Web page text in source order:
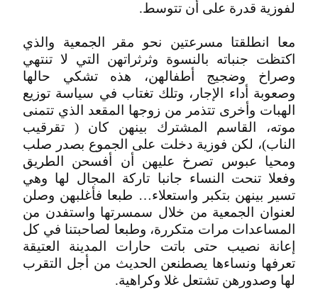
لفوزية قدرة على أن تتوسط.
معا انطلقتا مسرعتين نحو مقر الجمعية والذي
اكتظت جنباته بالنسوة وثرثراتهن التي لا تنتهي
وصراخ وضجيج أطفالهن، هذه تشكي حالها
وصعوبة أداء الإجار، وتلك تغتاب في سياسة توزيع
الهبات وأخرى تتذمر من زوجها المقعد الذي تتمنى
موته، القاسم المشترك بينهن كان ( تقرقيب
الناب)، لكن فوزية دخلت على الجموع بصدر صلب
ومحيا عبوس تصرخ عليهن أن أفسحن الطريق
وفعلا تنحت النساء جانبا تاركة المجال لها وهي
تسير بينهن بتكبر واستعلاء… طبعا فأغلبهن وصلن
لعنوان الجمعية من خلال سمسرتها واستفدن من
المساعدات مرات متكررة، وطبعا لصاحبتنا في كل
إعانة نصيب حتى باتت حارات المدينة العتيقة
تعرفها ونساءها يصطنعن الحديث من أجل التقرب
لها وصدورهن تشتعل غلا وكراهية.